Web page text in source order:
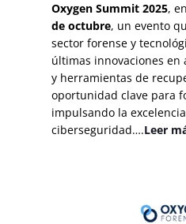
Oxygen Summit 2025, en
de octubre, un evento
sector forense y
últimas innovaciones
y herramientas de
oportunidad clave para
impulsando la
ciberseguridad….Leer